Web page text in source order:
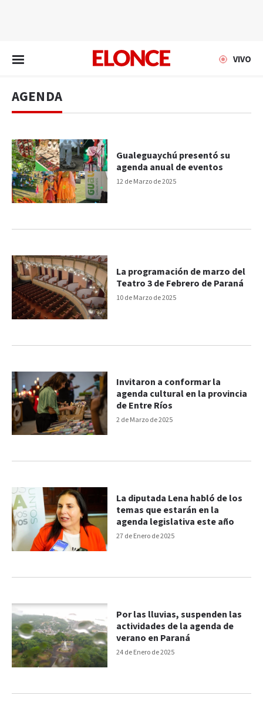
VIVO
AGENDA
12 de Marzo de 2025
Gualeguaychú presentó su
agenda anual de eventos
10 de Marzo de 2025
La programación de marzo del
Teatro 3 de Febrero de Paraná
2 de Marzo de 2025
Invitaron a conformar la
agenda cultural en la provincia
de Entre Ríos
27 de Enero de 2025
La diputada Lena habló de los
temas que estarán en la
agenda legislativa este año
24 de Enero de 2025
Por las lluvias, suspenden las
actividades de la agenda de
verano en Paraná